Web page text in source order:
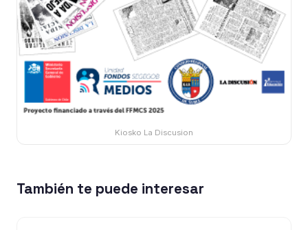
Kiosko La Discusion
También te puede interesar